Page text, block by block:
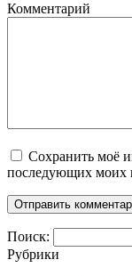
Комментарий
Сохранить моё
последующих моих
Поиск:
Рубрики